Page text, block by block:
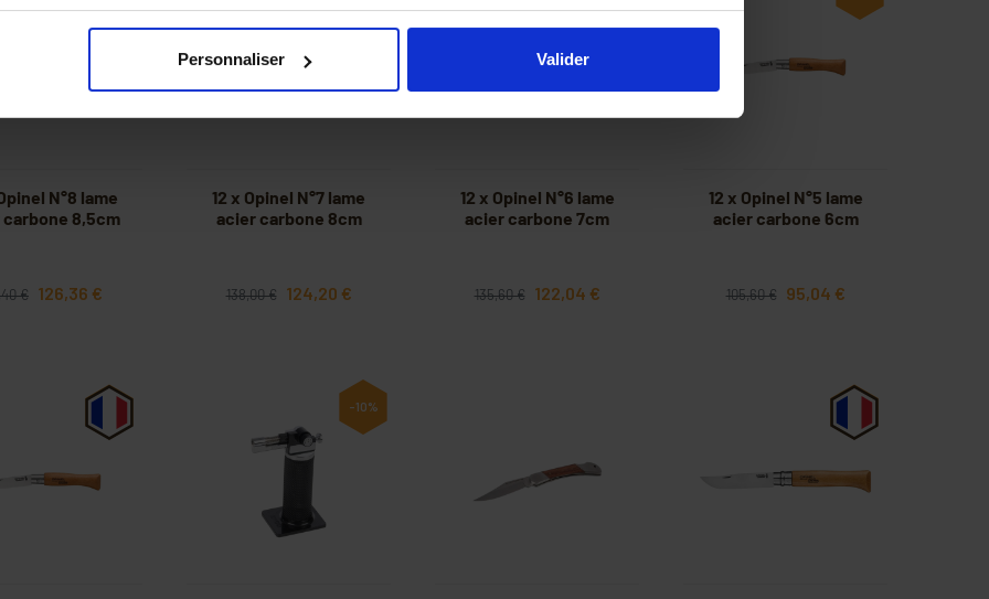
Personnaliser Valider
N°8 lame
8,5cm
€ 126,36 €
12 x Opinel N°7 lame
acier carbone 8cm
138,00 € 124,20 €
12 x Opinel N°6 lame
acier carbone 7cm
135,60 € 122,04 €
12 x Opinel N°5 lame
acier carbone 6cm
105,60 € 95,04 €
-10%